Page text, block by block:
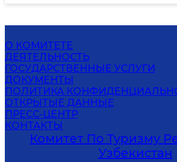
О КОМИТЕТЕ
ДЕЯТЕЛЬНОСТЬ
ГОСУДАРСТВЕННЫЕ УСЛУГИ
ДОКУМЕНТЫ
ПОЛИТИКА
ОТКРЫТЫЕ ДАННЫЕ
ПРЕСС-ЦЕНТР
КОНТАКТЫ
Комитет По Туризму
Узбекистан